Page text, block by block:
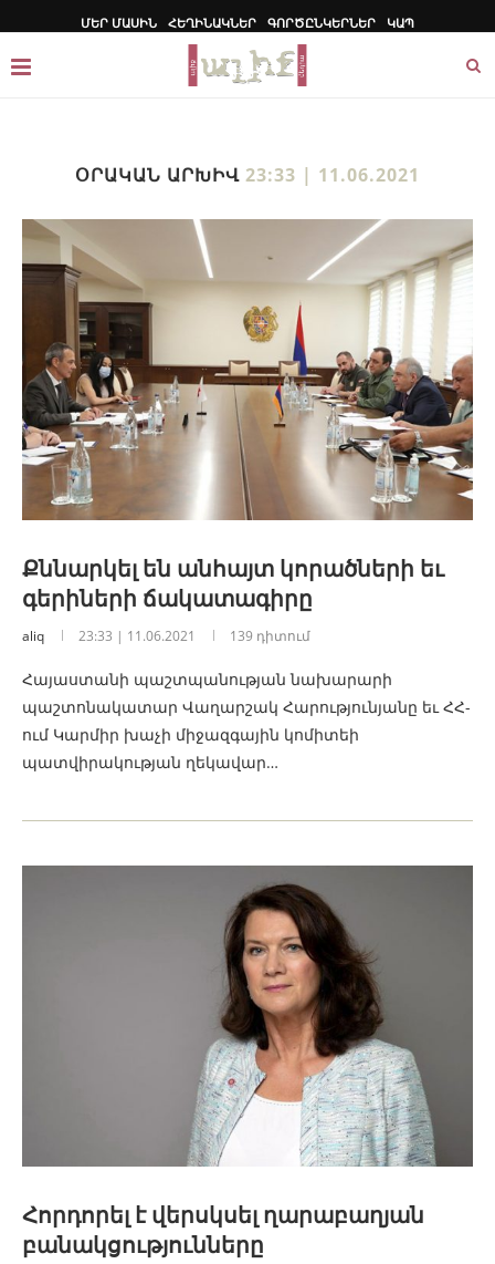
ՄԵՐ ՄԱՍԻՆ ՀԵՂԻՆԱԿՆԵՐ ԳՈՐԾԸՆԿԵՐՆԵՐ ԿԱՊ
ՕՐԱԿԱՆ ԱՐԽԻՎ 23:33 | 11.06.2021
Քննարկել են անհայտ կորածների եւ
գերիների ճակատագիրը
aliq 23:33 | 11.06.2021 139 դիտում
Հայաստանի պաշտպանության նախարարի
պաշտոնակատար Վաղարշակ Հարությունյանը եւ ՀՀ-
ում Կարմիր խաչի միջազգային կոմիտեի
պատվիրակության ղեկավար…
Հորդորել է վերսկսել ղարաբաղյան
բանակցությունները